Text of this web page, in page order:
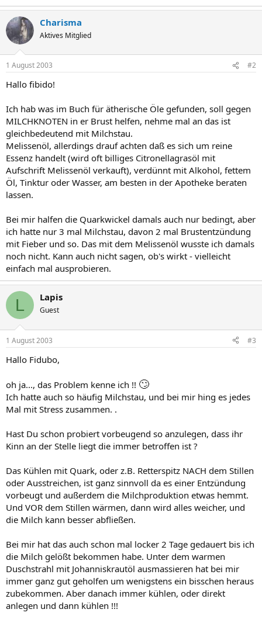
Charisma
Aktives Mitglied
1 August 2003 #2
Hallo fibido!
Ich hab was im Buch für ätherische Öle gefunden, soll gegen
MILCHKNOTEN in er Brust helfen, nehme mal an das ist
gleichbedeutend mit Milchstau.
Melissenöl, allerdings drauf achten daß es sich um reine
Essenz handelt (wird oft billiges Citronellagrasöl mit
Aufschrift Melissenöl verkauft), verdünnt mit Alkohol, fettem
Öl, Tinktur oder Wasser, am besten in der Apotheke beraten
lassen.
Bei mir halfen die Quarkwickel damals auch nur bedingt, aber
ich hatte nur 3 mal Milchstau, davon 2 mal Brustentzündung
mit Fieber und so. Das mit dem Melissenöl wusste ich damals
noch nicht. Kann auch nicht sagen, ob's wirkt - vielleicht
einfach mal ausprobieren.
L Lapis
Guest
1 August 2003 #3
Hallo Fidubo,
oh ja..., das Problem kenne ich !! 🙄
Ich hatte auch so häufig Milchstau, und bei mir hing es jedes
Mal mit Stress zusammen. .
Hast Du schon probiert vorbeugend so anzulegen, dass ihr
Kinn an der Stelle liegt die immer betroffen ist ?
Das Kühlen mit Quark, oder z.B. Retterspitz NACH dem Stillen
oder Ausstreichen, ist ganz sinnvoll da es einer Entzündung
vorbeugt und außerdem die Milchproduktion etwas hemmt.
Und VOR dem Stillen wärmen, dann wird alles weicher, und
die Milch kann besser abfließen.
Bei mir hat das auch schon mal locker 2 Tage gedauert bis ich
die Milch gelößt bekommen habe. Unter dem warmen
Duschstrahl mit Johanniskrautöl ausmassieren hat bei mir
immer ganz gut geholfen um wenigstens ein bisschen heraus
zubekommen. Aber danach immer kühlen, oder direkt
anlegen und dann kühlen !!!